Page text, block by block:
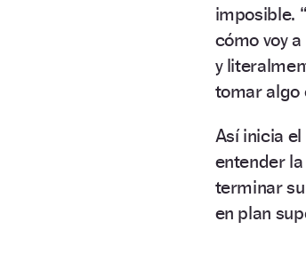
imposible.
cómo voy
y
tomar algo
Así inicia
entender
terminar
en plan